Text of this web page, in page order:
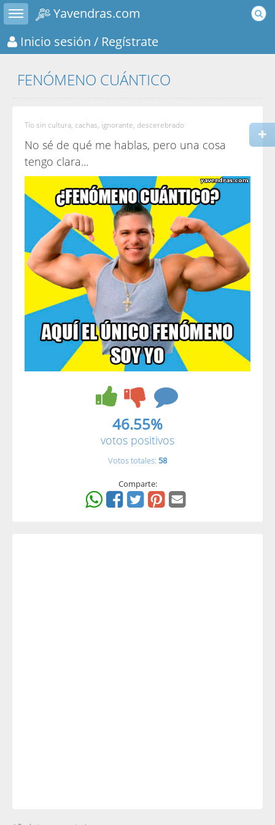
Toggle sidebar
Yavendras.com
Inicio sesión / Regístrate
FENÓMENO CUÁNTICO
Tío sin cultura, cachas, ignorante, descerebrado
No sé de qué me hablas, pero una cosa
tengo clara...
46.55%
votos positivos
Votos totales: 58
Comparte: